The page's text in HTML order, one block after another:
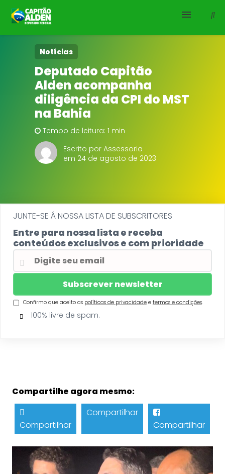
HOME
NOTÍCIAS
BIOGRAFIA
DOWNLOADS
EMENDAS
Notícias
Deputado Capitão
Alden acompanha
diligência da CPI do MST
na Bahia
Tempo de leitura: 1 min
Escrito por Assessoria
em 24 de agosto de 2023
JUNTE-SE Á NOSSA LISTA DE SUBSCRITORES
Entre para nossa lista e receba
conteúdos exclusivos e com prioridade
Confirmo que aceito as políticas de privacidadee termos e condições.
100% livre de spam.
Compartilhe agora mesmo:
Compartilhar
Compartilhar
Compartilhar